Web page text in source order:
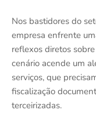
Nos bastidores do
empresa enfrente
reflexos diretos
cenário acende um
serviços, que
fiscalização
terceirizadas.